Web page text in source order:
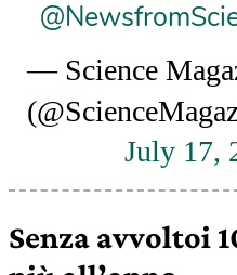
— Science
July 17,
Senza avvoltoi